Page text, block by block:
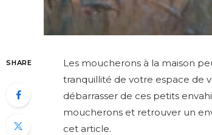
SHARE
Les moucherons à la maison
tranquillité de votre espace de
débarrasser de ces petits
moucherons et retrouver un
cet article.